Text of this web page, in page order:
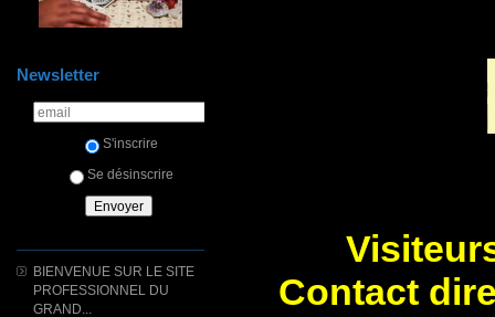
Newsletter
S'inscrire
Se désinscrire
BIENVENUE SUR LE SITE
PROFESSIONNEL DU
GRAND...
Contact